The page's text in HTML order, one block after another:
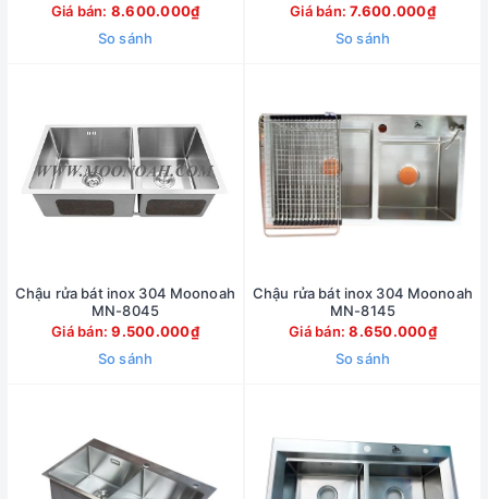
Giá bán: 8.600.000₫
So sánh
Giá bán:7.600.000₫
So sánh
Chậu rửa bát inox 304 Moonoah
MN-8045
Giá bán:9.500.000₫
So sánh
Chậu rửa bát inox 304 Moonoah
MN-8145
Giá bán:8.650.000₫
So sánh